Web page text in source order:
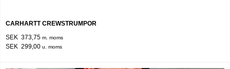
CARHARTT CREWSTRUMPOR
SEK 373,75 m. moms
SEK 299,00 u. moms